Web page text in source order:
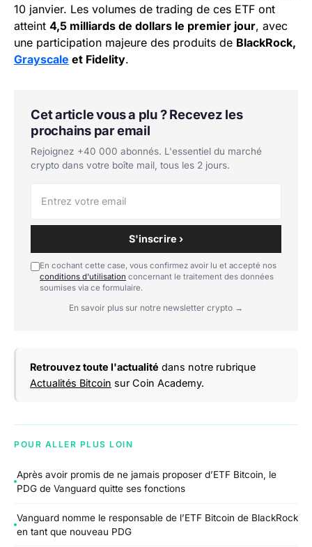
10 janvier. Les volumes de trading de ces ETF ont
atteint 4,5 milliards de dollars le premier jour, avec
une participation majeure des produits de BlackRock,
Grayscale et Fidelity.
Cet article vous a plu ? Recevez les
prochains par email
Rejoignez +40 000 abonnés. L'essentiel du marché
crypto dans votre boîte mail, tous les 2 jours.
S'inscrire ›
En cochant cette case, vous confirmez avoir lu et accepté nos
conditions d'utilisation concernant le traitement des données
soumises via ce formulaire.
En savoir plus sur notre newsletter crypto →
Retrouvez toute l'actualité dans notre rubrique
Actualités Bitcoin sur Coin Academy.
POUR ALLER PLUS LOIN
Après avoir promis de ne jamais proposer d’ETF Bitcoin, le
PDG de Vanguard quitte ses fonctions
Vanguard nomme le responsable de l’ETF Bitcoin de BlackRock
en tant que nouveau PDG